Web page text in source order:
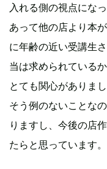
入れる側の視点にな
あって他の店より本
に年齢の近い受講生
当は求められている
とても関心がありま
そう例のないことな
りますし、今後の店
たらと思っています。